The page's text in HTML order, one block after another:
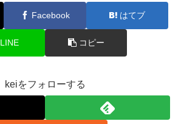
Facebook はてブ
LINE コピー
keiをフォローする